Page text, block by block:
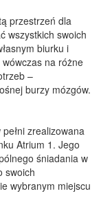
przestrzeń dla
wszystkich swoich
biurku i
na różne
–
burzy mózgów.
zrealizowana
Atrium 1. Jego
śniadania w
swoich
wybranym miejscu